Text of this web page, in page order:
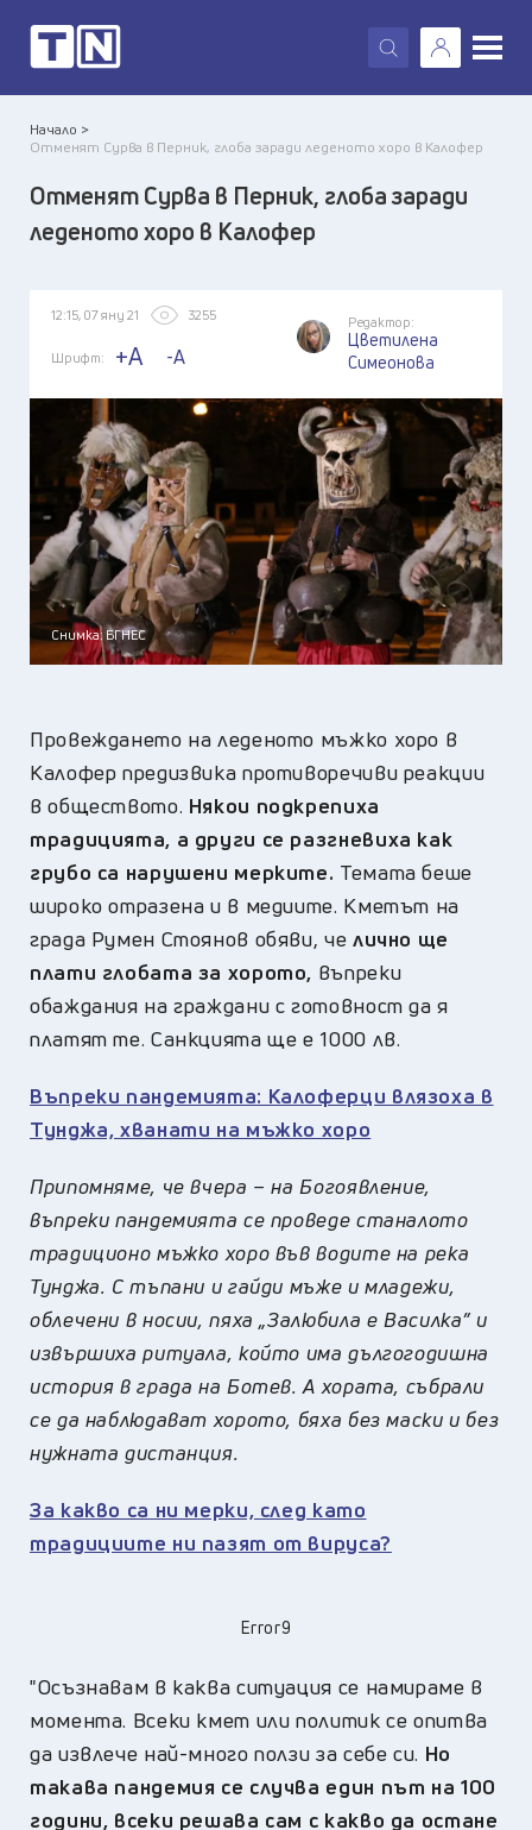
X
Начало >
Отменят Сурва в Перник, глоба заради леденото хоро в Калофер
Отменят Сурва в Перник, глоба заради
леденото хоро в Калофер
12:15, 07 яну 21 3255
Шрифт: +A -A
Редактор:
Цветилена
Симеонова
Снимка: БГНЕС
Провеждането на леденото мъжко хоро в
Калофер предизвика противоречиви реакции
в обществото. Някои подкрепиха
традицията, а други се разгневиха как
грубо са нарушени мерките. Темата беше
широко отразена и в медиите. Кметът на
града Румен Стоянов обяви, че лично ще
плати глобата за хорото, въпреки
обаждания на граждани с готовност да я
платят те. Санкцията ще е 1000 лв.
Въпреки пандемията: Калоферци влязоха в
Тунджа, хванати на мъжко хоро
Припомняме, че вчера – на Богоявление,
въпреки пандемията се проведе станалото
традиционо мъжко хоро във водите на река
Тунджа. С тъпани и гайди мъже и младежи,
облечени в носии, пяха „Залюбила е Василка” и
извършиха ритуала, който има дългогодишна
история в града на Ботев. А хората, събрали
се да наблюдават хорото, бяха без маски и без
нужната дистанция.
За какво са ни мерки, след като
традициите ни пазят от вируса?
Error9
"Осъзнавам в каква ситуация се намираме в
момента. Всеки кмет или политик се опитва
да извлече най-много ползи за себе си. Но
такава пандемия се случва един път на 100
години, всеки решава сам с какво да остане